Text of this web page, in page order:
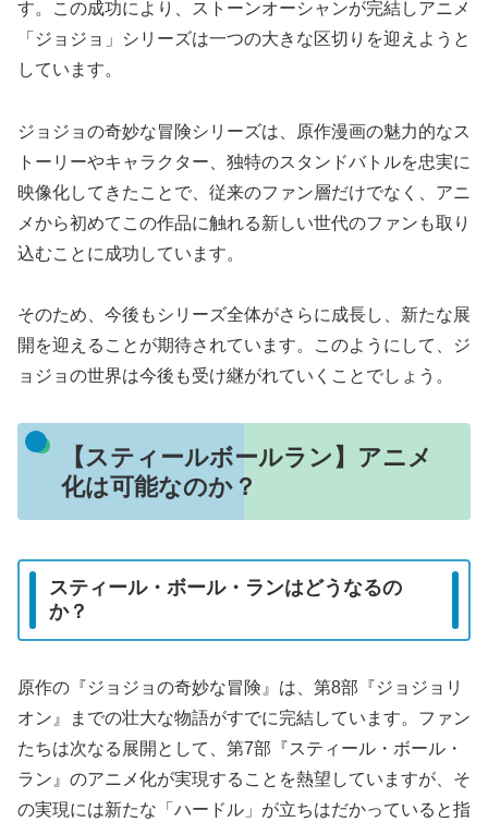
す。この成功により、ストーンオーシャンが完結しアニメ
「ジョジョ」シリーズは一つの大きな区切りを迎えようと
しています。
ジョジョの奇妙な冒険シリーズは、原作漫画の魅力的なス
トーリーやキャラクター、独特のスタンドバトルを忠実に
映像化してきたことで、従来のファン層だけでなく、アニ
メから初めてこの作品に触れる新しい世代のファンも取り
込むことに成功しています。
そのため、今後もシリーズ全体がさらに成長し、新たな展
開を迎えることが期待されています。このようにして、ジ
ョジョの世界は今後も受け継がれていくことでしょう。
【スティールボールラン】アニメ
化は可能なのか？
スティール・ボール・ランはどうなるの
か？
原作の『ジョジョの奇妙な冒険』は、第8部『ジョジョリ
オン』までの壮大な物語がすでに完結しています。ファン
たちは次なる展開として、第7部『スティール・ボール・
ラン』のアニメ化が実現することを熱望していますが、そ
の実現には新たな「ハードル」が立ちはだかっていると指